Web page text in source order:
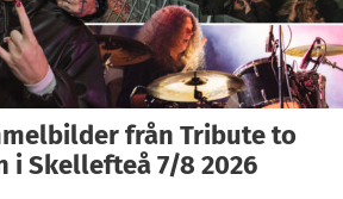
från Tribute to
i Skellefteå 7/8 2026